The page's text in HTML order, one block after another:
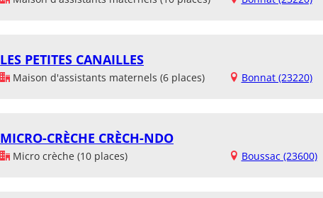
LES PETITES CANAILLES
Maison d'assistants maternels (6 places) Bonnat (23220)
MICRO-CRÈCHE CRÈCH-NDO
Micro crèche (10 places) Boussac (23600)